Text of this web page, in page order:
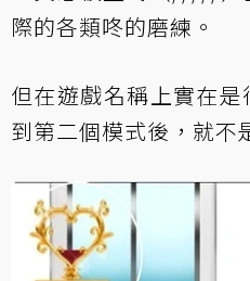
際的各類咚的磨練。
但在遊戲名稱上實在
到第二個模式後，就不